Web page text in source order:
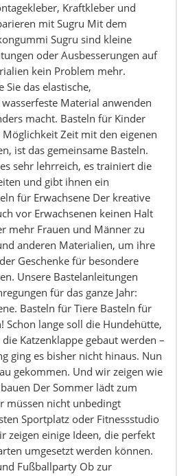
Kraftkleber und
mit Sugru Mit dem
Sugru sind kleine
oder Ausbesserungen auf
kein Problem mehr.
Sie das elastische,
Material anwenden
macht. Basteln für Kinder
Zeit mit den eigenen
ist das gemeinsame Basteln.
sehr lehrreich, es trainiert die
und gibt ihnen ein
für Erwachsene Der kreative
vor Erwachsenen keinen Halt
mehr Frauen und Männer zu
anderen Materialien, um ihre
Geschenke für besondere
Unsere Bastelanleitungen
für das ganze Jahr:
Basteln für Tiere Basteln für
Schon lange soll die Hundehütte,
Katzenklappe gebaut werden –
ging es bisher nicht hinaus. Nun
gekommen. Und wir zeigen wie
Der Sommer lädt zum
müssen nicht unbedingt
Sportplatz oder Fitnessstudio
zeigen einige Ideen, die perfekt
umgesetzt werden können.
Fußballparty Ob zur